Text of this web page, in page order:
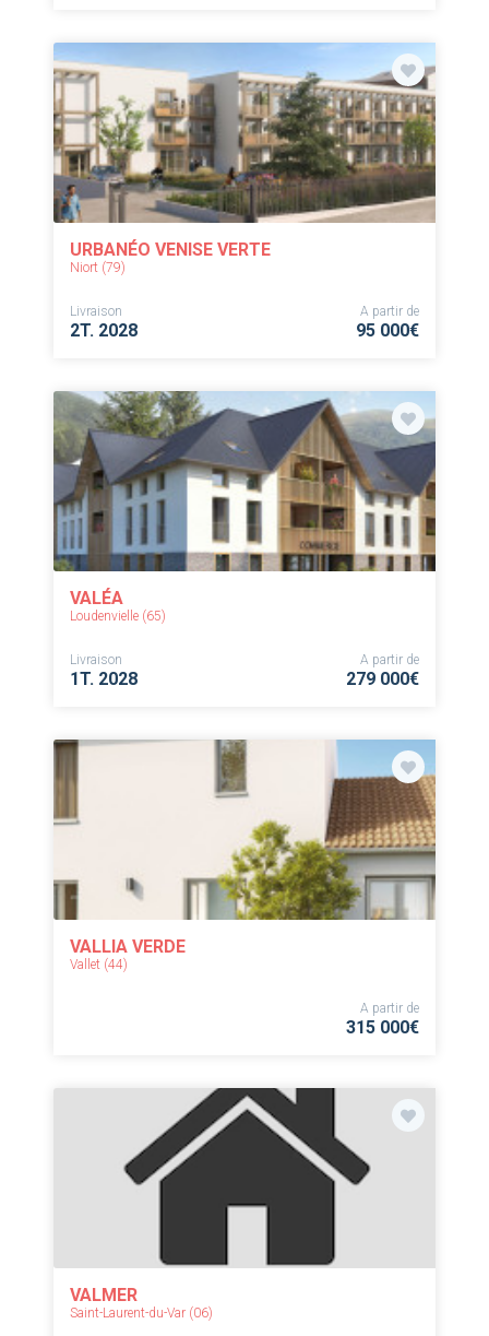
URBANÉO VENISE VERTE
Niort (79)
Livraison
2T. 2028
A partir de
95 000€
VALÉA
Loudenvielle (65)
Livraison
1T. 2028
A partir de
279 000€
VALLIA VERDE
Vallet (44)
A partir de
315 000€
VALMER
Saint-Laurent-du-Var (06)